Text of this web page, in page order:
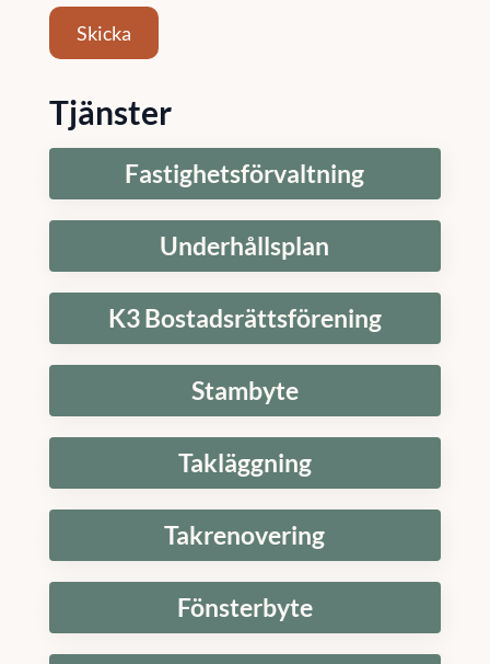
Skicka
Tjänster
Fastighetsförvaltning
Underhållsplan
K3 Bostadsrättsförening
Stambyte
Takläggning
Takrenovering
Fönsterbyte